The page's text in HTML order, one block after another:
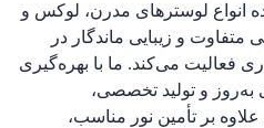
انواع لوسترهای مدرن، لوکس و
و زیبایی ماندگار در
فعالیت می‌کند. ما با بهره‌گیری
به‌روز و تولید تخصصی،
بر تأمین نور مناسب،